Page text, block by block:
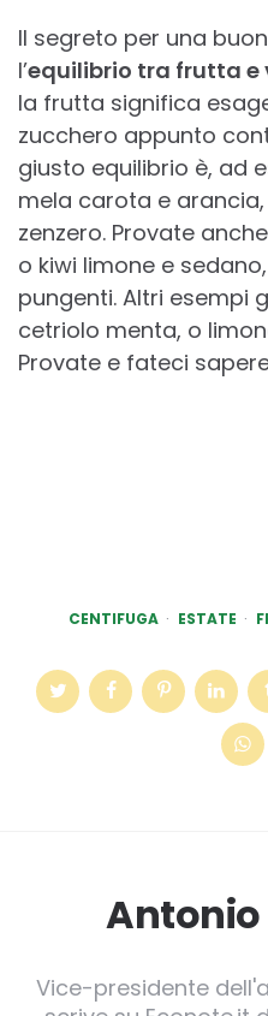
Il segreto per una
l’equilibrio tra frutta e
la frutta significa
zucchero appunto
giusto equilibrio è, ad
mela carota e
zenzero. Provate
o kiwi limone e
pungenti. Altri esempi
cetriolo menta, o
Provate e fateci
CENTIFUGA ESTATE
Antonio
Vice-presidente